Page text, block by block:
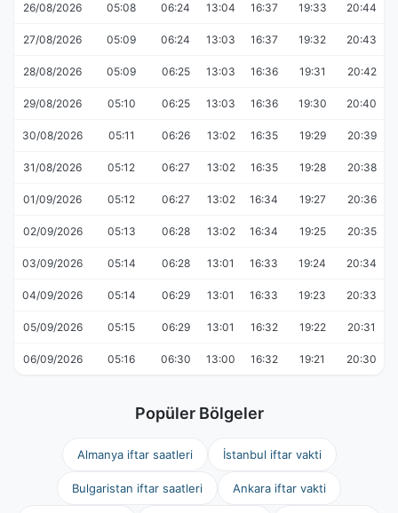
26/08/2026 05:08 06:24 13:04 16:37 19:33 20:44
27/08/2026 05:09 06:24 13:03 16:37 19:32 20:43
28/08/2026 05:09 06:25 13:03 16:36 19:31 20:42
29/08/2026 05:10 06:25 13:03 16:36 19:30 20:40
30/08/2026 05:11 06:26 13:02 16:35 19:29 20:39
31/08/2026 05:12 06:27 13:02 16:35 19:28 20:38
01/09/2026 05:12 06:27 13:02 16:34 19:27 20:36
02/09/2026 05:13 06:28 13:02 16:34 19:25 20:35
03/09/2026 05:14 06:28 13:01 16:33 19:24 20:34
04/09/2026 05:14 06:29 13:01 16:33 19:23 20:33
05/09/2026 05:15 06:29 13:01 16:32 19:22 20:31
06/09/2026 05:16 06:30 13:00 16:32 19:21 20:30
Popüler Bölgeler
Almanya iftar saatleri İstanbul iftar vakti
Bulgaristan iftar saatleri Ankara iftar vakti